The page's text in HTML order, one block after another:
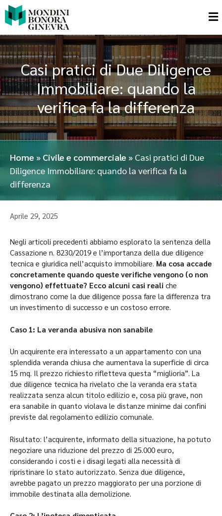
Casi pratici di Due Diligence
Immobiliare: quando la
verifica fa la differenza
Home » Civile e commerciale » Casi pratici di Due
Diligence Immobiliare: quando la verifica fa la
differenza
Aprile 29, 2025
Negli articoli precedenti abbiamo esplorato la sentenza della
Cassazione n. 8230/2019 e l’importanza della due diligence
tecnica e giuridica nell’acquisto immobiliare. Ma cosa accade
concretamente quando queste verifiche vengono (o non
vengono) effettuate? Ecco alcuni casi reali che
dimostrano come la due diligence possa fare la differenza tra
un investimento di successo e un costoso errore.
Caso 1: La veranda abusiva non sanabile
Un acquirente era interessato a un appartamento con una
splendida veranda chiusa che aumentava la superficie di circa
15 mq. Il prezzo richiesto rifletteva questa “miglioria”. La
due diligence tecnica ha rivelato che la veranda era stata
realizzata senza alcun titolo edilizio e, cosa più grave, non
era sanabile in quanto violava le distanze minime dai confini
previste dal regolamento edilizio comunale.
Risultato: l’acquirente, informato della situazione, ha potuto
negoziare una riduzione del prezzo di 25.000 euro,
considerando i costi e i disagi legati alla necessità di
ripristinare lo stato autorizzato. Senza due diligence,
avrebbe pagato un prezzo maggiorato per una porzione di
immobile destinata alla demolizione.